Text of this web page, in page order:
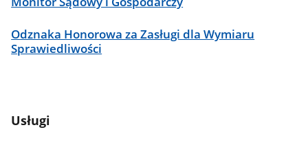
Odznaka Honorowa za Zasługi dla Wymiaru
Sprawiedliwości
Usługi